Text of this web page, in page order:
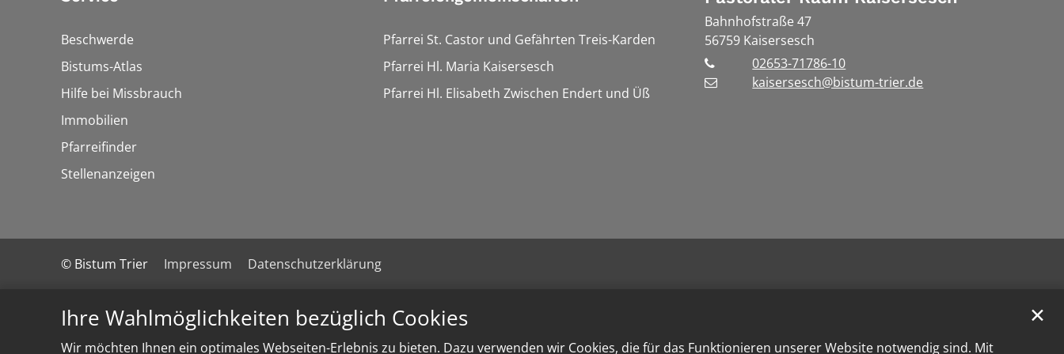
Ihre Wahlmöglichkeiten bezüglich Cookies
Wir möchten Ihnen ein optimales Webseiten-Erlebnis zu bieten. Dazu verwenden wir Cookies, die für das Funktionieren unserer Website notwendig sind. Mit
✕
Beschwerde
Bistums-Atlas
Hilfe bei Missbrauch
Immobilien
Pfarreifinder
Stellenanzeigen
Pfarrei St. Castor und Gefährten Treis-Karden
Pfarrei Hl. Maria Kaisersesch
Pfarrei Hl. Elisabeth Zwischen Endert und Üß
Bahnhofstraße 47
56759 Kaisersesch
02653-71786-10
kaisersesch@bistum-trier.de
© Bistum Trier Impressum Datenschutzerklärung